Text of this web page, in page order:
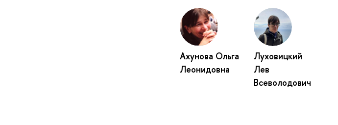
Ахунова Ольга
Леонидовна
Луховицкий
Лев
Всеволодович